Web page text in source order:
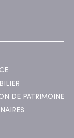
DE PATRIMOINE